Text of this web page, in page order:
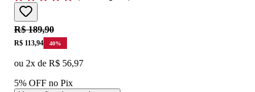
Original price:
R$ 189,90
Price:
R$ 113,94 40%
ou 2x de R$ 56,97
5% OFF no Pix